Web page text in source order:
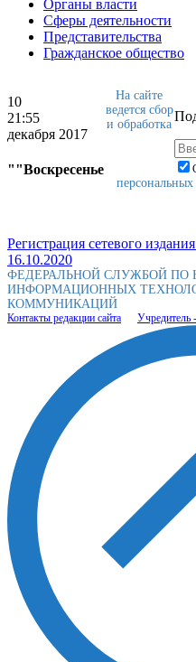
Органы власти
Сферы деятельности
Представительства
Гражданское общество
10
21:55
декабря 2017
""Воскресенье
На сайте
ведется сбор
и обработка
Регистрация сетевого
16.10.2020
ФЕДЕРАЛЬНОЙ СЛУЖБОЙ ПО
ИНФОРМАЦИОННЫХ
КОММУНИКАЦИЙ
Контакты редакции сайта Учредитель